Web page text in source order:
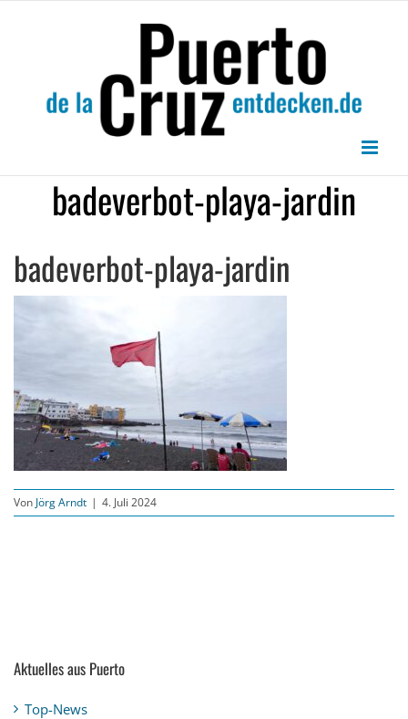
badeverbot-playa-jardin
badeverbot-playa-jardin
Von Jörg Arndt | 4. Juli 2024
Aktuelles aus Puerto
Top-News